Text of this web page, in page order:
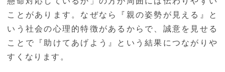
ことがあります。なぜなら『親の姿勢が見える』と
いう社会の心理的特徴があるからで、誠意を見せる
ことで『助けてあげよう』という結果につながりや
すくなります。